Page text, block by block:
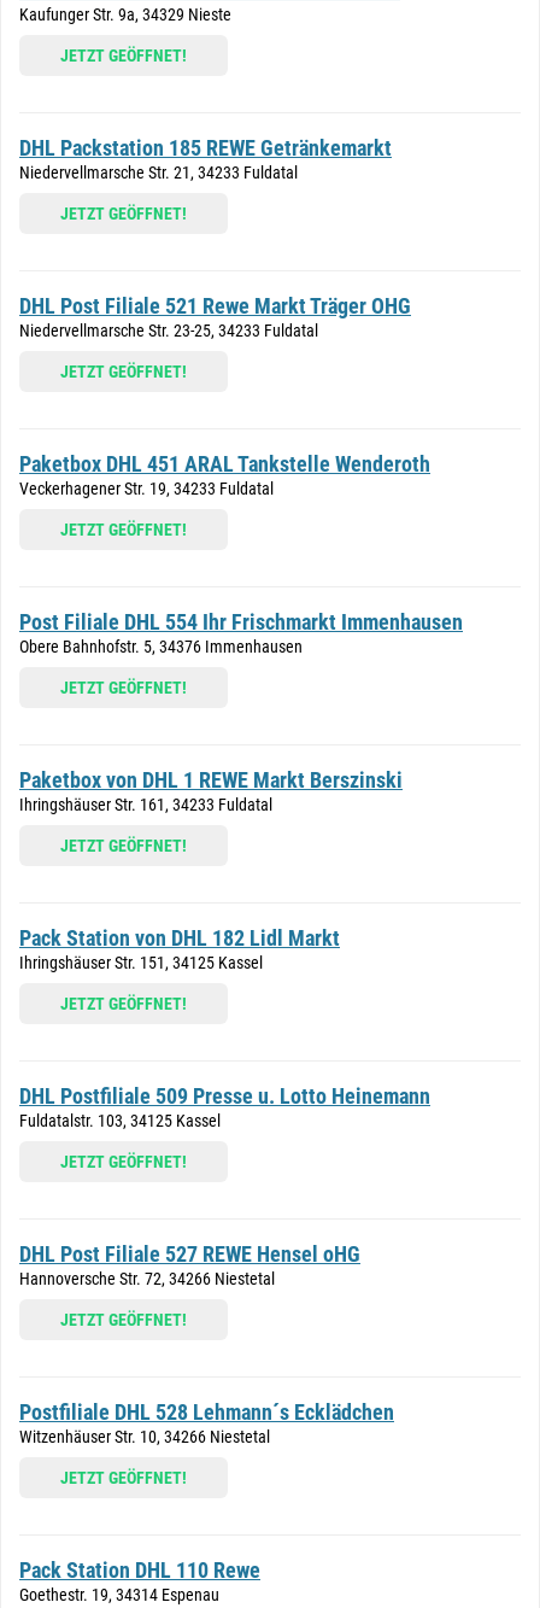
Kaufunger Str. 9a, 34329 Nieste
JETZT GEÖFFNET!
DHL Packstation 185 REWE Getränkemarkt
Niedervellmarsche Str. 21, 34233 Fuldatal
JETZT GEÖFFNET!
DHL Post Filiale 521 Rewe Markt Träger OHG
Niedervellmarsche Str. 23-25, 34233 Fuldatal
JETZT GEÖFFNET!
Paketbox DHL 451 ARAL Tankstelle Wenderoth
Veckerhagener Str. 19, 34233 Fuldatal
JETZT GEÖFFNET!
Post Filiale DHL 554 Ihr Frischmarkt Immenhausen
Obere Bahnhofstr. 5, 34376 Immenhausen
JETZT GEÖFFNET!
Paketbox von DHL 1 REWE Markt Berszinski
Ihringshäuser Str. 161, 34233 Fuldatal
JETZT GEÖFFNET!
Pack Station von DHL 182 Lidl Markt
Ihringshäuser Str. 151, 34125 Kassel
JETZT GEÖFFNET!
DHL Postfiliale 509 Presse u. Lotto Heinemann
Fuldatalstr. 103, 34125 Kassel
JETZT GEÖFFNET!
DHL Post Filiale 527 REWE Hensel oHG
Hannoversche Str. 72, 34266 Niestetal
JETZT GEÖFFNET!
Postfiliale DHL 528 Lehmann´s Ecklädchen
Witzenhäuser Str. 10, 34266 Niestetal
JETZT GEÖFFNET!
Pack Station DHL 110 Rewe
Goethestr. 19, 34314 Espenau